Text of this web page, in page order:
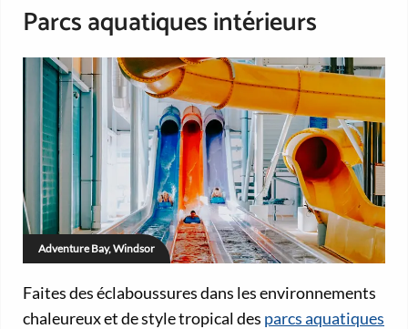
Parcs aquatiques intérieurs
Adventure Bay, Windsor
Faites des éclaboussures dans les environnements
chaleureux et de style tropical des parcs aquatiques